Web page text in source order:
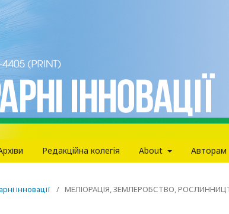
Редакцiйна колегiя About Авторам
інновації / МЕЛІОРАЦІЯ, ЗЕМЛЕРОБСТВО,